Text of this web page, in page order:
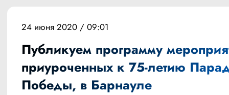
24 июня 2020 / 09:01
Публикуем программу
приуроченных к 75-летию
Победы, в Барнауле